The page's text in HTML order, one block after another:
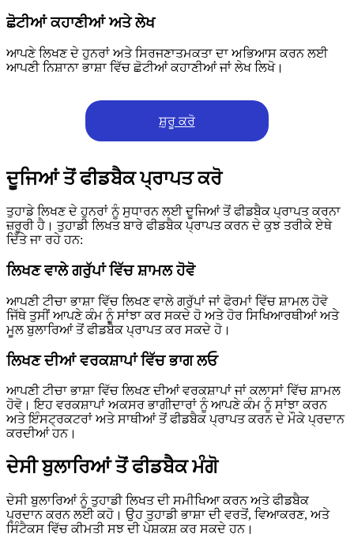
ਛੋਟੀਆਂ ਕਹਾਣੀਆਂ ਅਤੇ ਲੇਖ
ਆਪਣੇ ਲਿਖਣ ਦੇ ਹੁਨਰਾਂ ਅਤੇ ਸਿਰਜਣਾਤਮਕਤਾ ਦਾ ਅਭਿਆਸ ਕਰਨ ਲਈ
ਆਪਣੀ ਨਿਸ਼ਾਨਾ ਭਾਸ਼ਾ ਵਿੱਚ ਛੋਟੀਆਂ ਕਹਾਣੀਆਂ ਜਾਂ ਲੇਖ ਲਿਖੋ।
ਸ਼ੁਰੂ ਕਰੋ
ਦੂਜਿਆਂ ਤੋਂ ਫੀਡਬੈਕ ਪ੍ਰਾਪਤ ਕਰੋ
ਤੁਹਾਡੇ ਲਿਖਣ ਦੇ ਹੁਨਰਾਂ ਨੂੰ ਸੁਧਾਰਨ ਲਈ ਦੂਜਿਆਂ ਤੋਂ ਫੀਡਬੈਕ ਪ੍ਰਾਪਤ ਕਰਨਾ
ਜ਼ਰੂਰੀ ਹੈ। ਤੁਹਾਡੀ ਲਿਖਤ ਬਾਰੇ ਫੀਡਬੈਕ ਪ੍ਰਾਪਤ ਕਰਨ ਦੇ ਕੁਝ ਤਰੀਕੇ ਏਥੇ
ਦਿੱਤੇ ਜਾ ਰਹੇ ਹਨ:
ਲਿਖਣ ਵਾਲੇ ਗਰੁੱਪਾਂ ਵਿੱਚ ਸ਼ਾਮਲ ਹੋਵੋ
ਆਪਣੀ ਟੀਚਾ ਭਾਸ਼ਾ ਵਿੱਚ ਲਿਖਣ ਵਾਲੇ ਗਰੁੱਪਾਂ ਜਾਂ ਫੋਰਮਾਂ ਵਿੱਚ ਸ਼ਾਮਲ ਹੋਵੋ
ਜਿੱਥੇ ਤੁਸੀਂ ਆਪਣੇ ਕੰਮ ਨੂੰ ਸਾਂਝਾ ਕਰ ਸਕਦੇ ਹੋ ਅਤੇ ਹੋਰ ਸਿਖਿਆਰਥੀਆਂ ਅਤੇ
ਮੂਲ ਬੁਲਾਰਿਆਂ ਤੋਂ ਫੀਡਬੈਕ ਪ੍ਰਾਪਤ ਕਰ ਸਕਦੇ ਹੋ।
ਲਿਖਣ ਦੀਆਂ ਵਰਕਸ਼ਾਪਾਂ ਵਿੱਚ ਭਾਗ ਲਓ
ਆਪਣੀ ਟੀਚਾ ਭਾਸ਼ਾ ਵਿੱਚ ਲਿਖਣ ਦੀਆਂ ਵਰਕਸ਼ਾਪਾਂ ਜਾਂ ਕਲਾਸਾਂ ਵਿੱਚ ਸ਼ਾਮਲ
ਹੋਵੋ। ਇਹ ਵਰਕਸ਼ਾਪਾਂ ਅਕਸਰ ਭਾਗੀਦਾਰਾਂ ਨੂੰ ਆਪਣੇ ਕੰਮ ਨੂੰ ਸਾਂਝਾ ਕਰਨ
ਅਤੇ ਇੰਸਟ੍ਰਕਟਰਾਂ ਅਤੇ ਸਾਥੀਆਂ ਤੋਂ ਫੀਡਬੈਕ ਪ੍ਰਾਪਤ ਕਰਨ ਦੇ ਮੌਕੇ ਪ੍ਰਦਾਨ
ਕਰਦੀਆਂ ਹਨ।
ਦੇਸੀ ਬੁਲਾਰਿਆਂ ਤੋਂ ਫੀਡਬੈਕ ਮੰਗੋ
ਦੇਸੀ ਬੁਲਾਰਿਆਂ ਨੂੰ ਤੁਹਾਡੀ ਲਿਖਤ ਦੀ ਸਮੀਖਿਆ ਕਰਨ ਅਤੇ ਫੀਡਬੈਕ
ਪ੍ਰਦਾਨ ਕਰਨ ਲਈ ਕਹੋ। ਉਹ ਤੁਹਾਡੀ ਭਾਸ਼ਾ ਦੀ ਵਰਤੋਂ, ਵਿਆਕਰਣ, ਅਤੇ
ਸਿੰਟੈਕਸ ਵਿੱਚ ਕੀਮਤੀ ਸੂਝ ਦੀ ਪੇਸ਼ਕਸ਼ ਕਰ ਸਕਦੇ ਹਨ।